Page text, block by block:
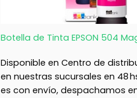
Botella de Tinta EPSON 504
Disponible en Centro de
en nuestras sucursales en 48
es con envío, despachamos